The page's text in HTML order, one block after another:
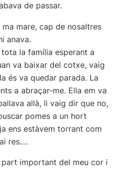
de passar.
mare, cap de nosaltres
anava.
la família esperant a
va baixar del cotxe, vaig
és va quedar parada. La
a abraçar-me. Ella em va
allà, li vaig dir que no,
pomes a un hort
ens estàvem torrant com
res….
part important del meu cor i